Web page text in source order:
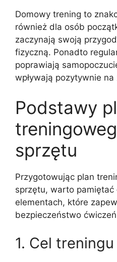
Domowy trening to
również dla osób
zaczynają swoją
fizyczną. Ponadto
poprawiają
wpływają pozytywnie
Podstawy
sprzętu
Przygotowując plan
sprzętu, warto pamiętać
elementach, które
bezpieczeństwo
1. Cel treningu